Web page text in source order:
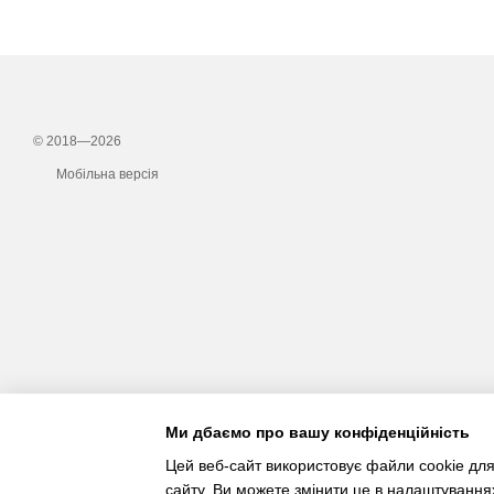
© 2018—2026
Мобільна версія
Ми дбаємо про вашу конфіденційність
Цей веб-сайт використовує файли cookie
сайту. Ви можете змінити це в